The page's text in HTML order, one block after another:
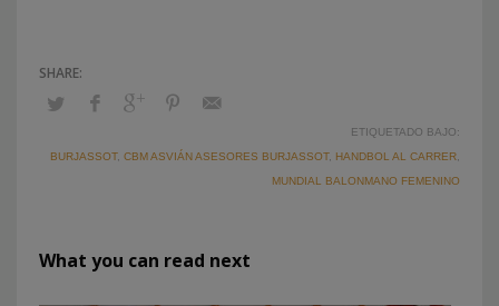
ETIQUETADO BAJO:
BURJASSOT, CBM ASVIÁN ASESORES BURJASSOT, HANDBOL AL CARRER
MUNDIAL BALONMANO FEMENINO
What you can read next